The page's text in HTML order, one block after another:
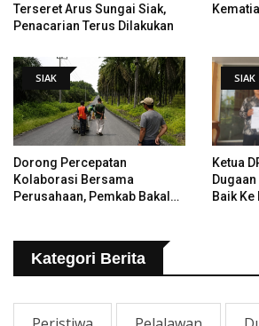
Terseret Arus Sungai Siak,
Penacarian Terus Dilakukan
SIAK
Dorong Percepatan
Kolaborasi Bersama
Perusahaan, Pemkab Bakal
SIAK
Ketua
Baik
Kategori Berita